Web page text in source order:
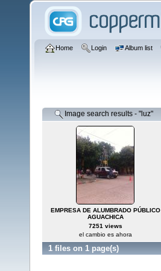
Home Login Album list
Image search results - "luz"
EMPRESA DE ALUMBRADO PÚBLICO
AGUACHICA
7251 views
el cambio es ahora
1 files on 1 page(s)